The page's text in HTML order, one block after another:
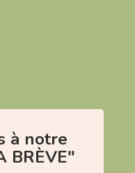
à notre
BRÈVE"